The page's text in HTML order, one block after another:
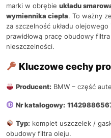
marki w obrębie układu
wymiennika ciepła. To ważny
za szczelność układu
prawidłową pracę obudowy
nieszczelności.
Kluczowe cechy
Producent: BMW – część
Nr katalogowy:
Typ: komplet uszczelek /
obudowy filtra oleju.